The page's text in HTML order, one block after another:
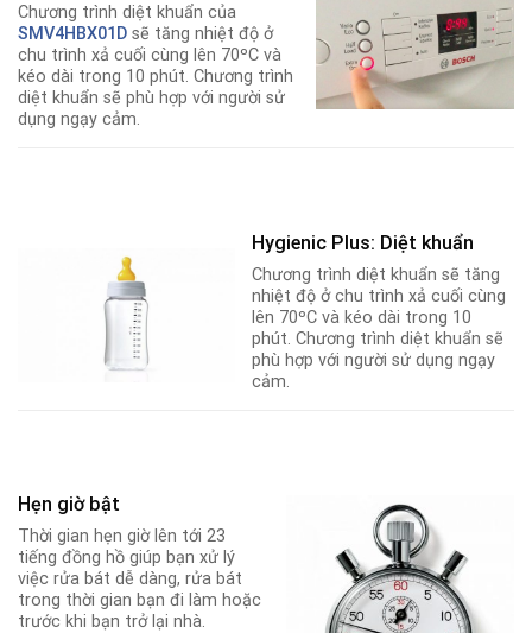
Chương trình diệt khuẩn của
SMV4HBX01D sẽ tăng nhiệt độ ở
chu trình xả cuối cùng lên 70ºC và
kéo dài trong 10 phút. Chương trình
diệt khuẩn sẽ phù hợp với người sử
dụng ngạy cảm.
Hygienic Plus: Diệt khuẩn
Chương trình diệt khuẩn sẽ tăng
nhiệt độ ở chu trình xả cuối cùng
lên 70ºC và kéo dài trong 10
phút. Chương trình diệt khuẩn sẽ
phù hợp với người sử dụng ngạy
cảm.
Hẹn giờ bật
Thời gian hẹn giờ lên tới 23
tiếng đồng hồ giúp bạn xử lý
việc rửa bát dễ dàng, rửa bát
trong thời gian bạn đi làm hoặc
trước khi bạn trở lại nhà.